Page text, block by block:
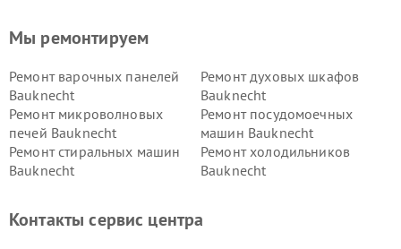
Мы ремонтируем
Ремонт варочных панелей
Bauknecht
Ремонт духовых шкафов
Bauknecht
Ремонт микроволновых
печей Bauknecht
Ремонт посудомоечных
машин Bauknecht
Ремонт стиральных машин
Bauknecht
Ремонт холодильников
Bauknecht
Контакты сервис центра